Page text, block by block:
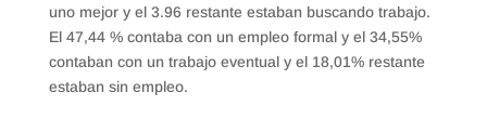
uno mejor y el 3.96 restante estaban buscando trabajo.
El 47,44 % contaba con un empleo formal y el 34,55%
contaban con un trabajo eventual y el 18,01% restante
estaban sin empleo.